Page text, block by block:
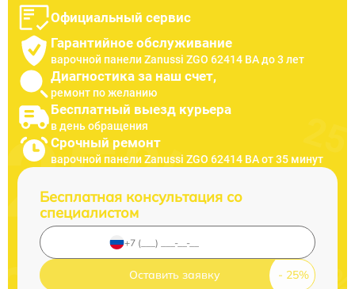
Официальный сервис
Гарантийное обслуживание
варочной панели Zanussi ZGO 62414 BA до 3 лет
Диагностика за наш счет,
ремонт по желанию
Бесплатный выезд курьера
в день обращения
Срочный ремонт
варочной панели Zanussi ZGO 62414 BA от 35 минут
Бесплатная консультация со
специалистом
Оставить заявку